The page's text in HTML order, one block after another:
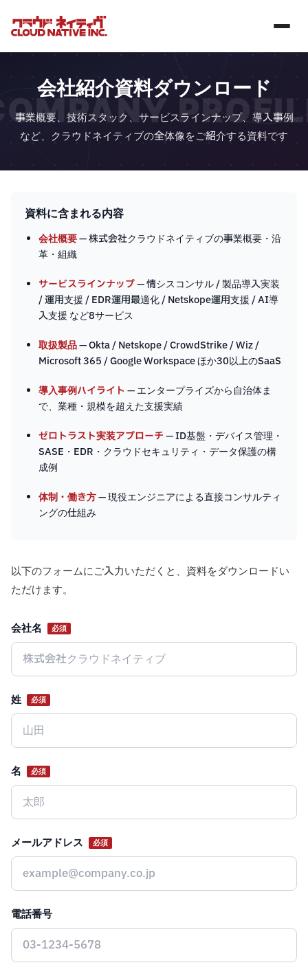
会社紹介資料ダウンロード
事業概要、技術スタック、サービスラインナップ、導入事例
など、クラウドネイティブの全体像をご紹介する資料です
資料に含まれる内容
会社概要— 株式会社クラウドネイティブの事業概要・沿
革・組織
サービスラインナップ— 情シスコンサル / 製品導入実装
/ 運用支援 / EDR運用最適化 / Netskope運用支援 / AI導
入支援 など8サービス
取扱製品— Okta / Netskope / CrowdStrike / Wiz /
Microsoft 365 / Google Workspace ほか30以上のSaaS
導入事例ハイライト— エンタープライズから自治体ま
で、業種・規模を超えた支援実績
ゼロトラスト実装アプローチ— ID基盤・デバイス管理・
SASE・EDR・クラウドセキュリティ・データ保護の構
成例
体制・働き方— 現役エンジニアによる直接コンサルティ
ングの仕組み
以下のフォームにご入力いただくと、資料をダウンロードい
ただけます。
Website
会社名 必須
姓 必須
名 必須
メールアドレス 必須
電話番号